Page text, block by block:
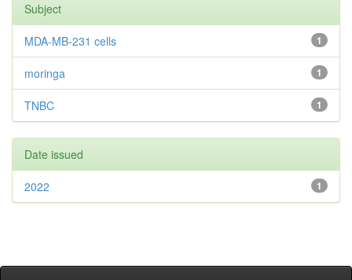
Subject
1
MDA-MB-231 cells
1
moringa
1
TNBC
Date issued
1
2022